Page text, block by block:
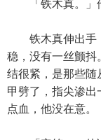
「铁木真。」他
铁木真伸出手，
稳，没有一丝颤抖
结很紧，是那些随
甲劈了，指尖渗出
点血，他没在意。